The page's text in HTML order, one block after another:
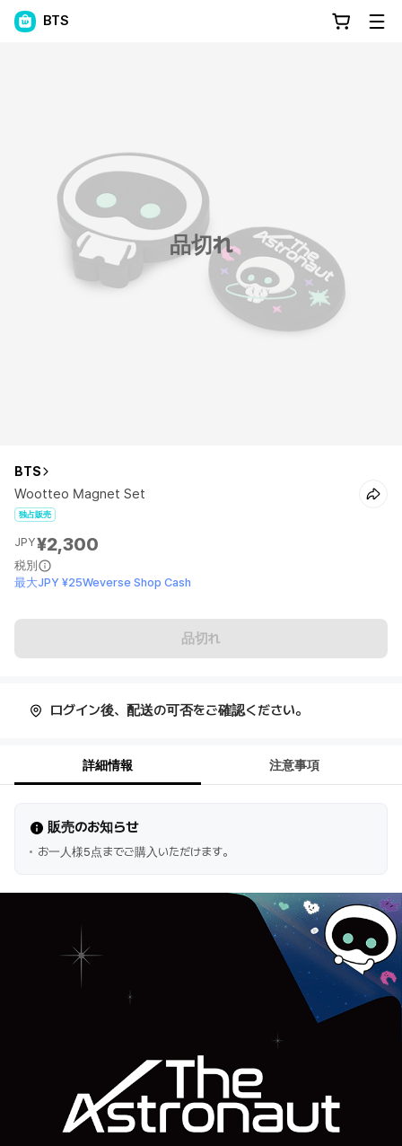
BTS
品切れ
BTS
Wootteo Magnet Set
独占販売
JPY¥2,300
税別
最大JPY ¥25Weverse Shop Cash
品切れ
ログイン後、配送の可否をご確認ください。
詳細情報 注意事項
販売のお知らせ
お一人様5点までご購入いただけます。